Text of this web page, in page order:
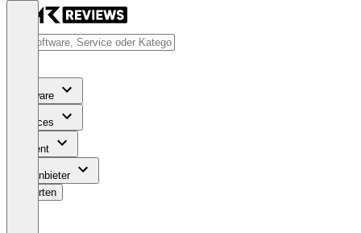
Software
Services
Content
Für Anbieter
Bewerten